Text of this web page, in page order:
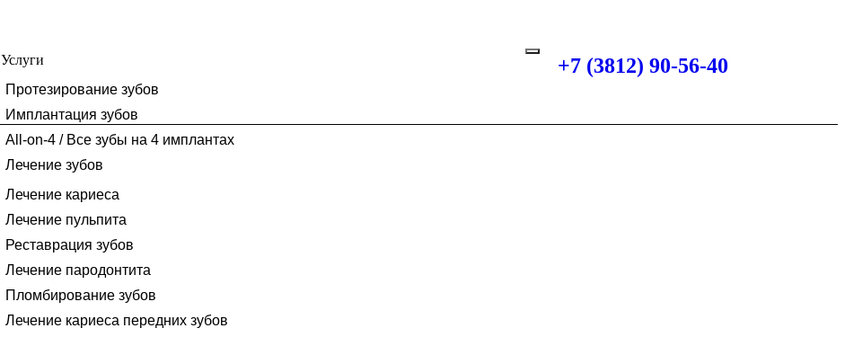
Услуги
Протезирование зубов
Имплантация зубов
All-on-4 / Все зубы на 4 имплантах
Лечение зубов
Лечение кариеса
Лечение пульпита
Реставрация зубов
Лечение пародонтита
Пломбирование зубов
Лечение кариеса передних зубов
+7 (3812) 90-56-40